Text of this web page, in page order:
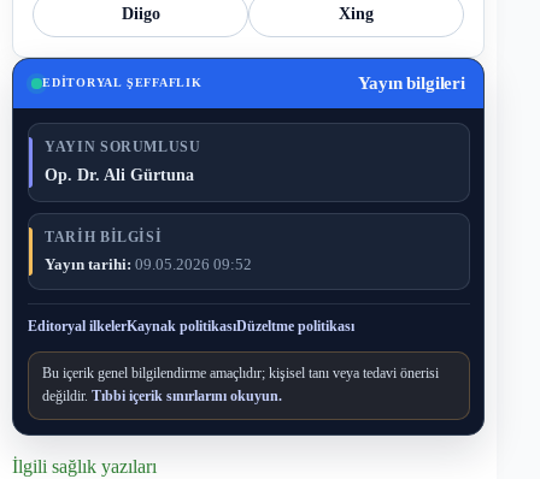
Diigo Xing
EDITORYAL ŞEFFAFLIK Yayın bilgileri
YAYIN SORUMLUSU
Op. Dr. Ali Gürtuna
TARIH BILGISI
Yayın tarihi: 09.05.2026 09:52
Editoryal ilkelerKaynak politikasıDüzeltme politikası
Bu içerik genel bilgilendirme amaçlıdır; kişisel tanı veya tedavi önerisi
değildir. Tıbbi içerik sınırlarını okuyun.
İlgili sağlık yazıları